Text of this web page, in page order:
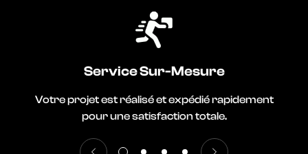
Service Sur-Mesure
Votre projet est réalisé etexpédié rapidement
pourune satisfaction totale.